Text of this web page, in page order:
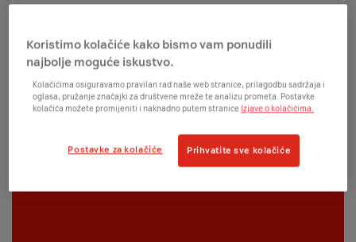
Koristimo kolačiće kako bismo vam ponudili
najbolje moguće iskustvo.
Kolačićima osiguravamo pravilan rad naše web stranice, prilagodbu sadržaja i
oglasa, pružanje značajki za društvene mreže te analizu prometa. Postavke
kolačića možete promijeniti i naknadno putem stranice Izjave o kolačićima.
Postavke za kolačiće Prihvatite sve kolačiće